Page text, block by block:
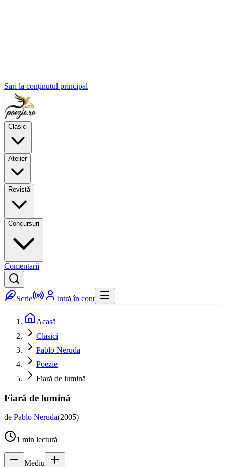
Sari la conținutul principal
Clasici
Atelier
Revistă
Concursuri
Comentarii
Scrie Intră în cont
Acasă
Clasici
Pablo Neruda
Poezie
Fiară de lumină
Fiară de lumină
de Pablo Neruda(2005)
1 min lectură
Mediu